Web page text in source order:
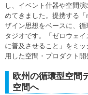
し、イベント什器や空間
めてきました。提携する
ザイン思想をベースに、
タジオです。「ゼロウェ
に普及させること」をミ
用した空間・プロダクト開
欧州の循環型空間
空間へ